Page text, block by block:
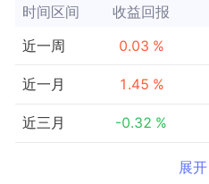
时间区间 收益回报
近一周 0.03 %
近一月 1.45 %
近三月 -0.32 %
展开